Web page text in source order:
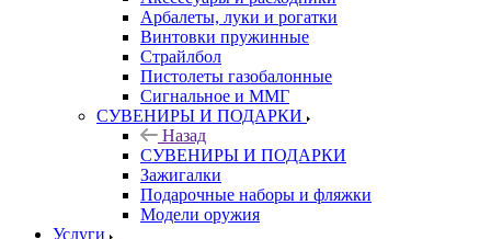
Арбалеты, луки и рогатки
Винтовки пружинные
Страйлбол
Пистолеты газобалонные
Сигнальное и ММГ
СУВЕНИРЫ И ПОДАРКИ
Назад
СУВЕНИРЫ И ПОДАРКИ
Зажигалки
Подарочные наборы и фляжки
Модели оружия
Услуги